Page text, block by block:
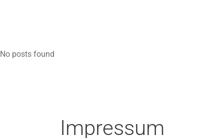
No posts found
Impressum